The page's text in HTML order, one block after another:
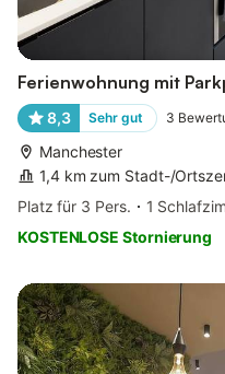
Ferienwohnung mit
8,3 Sehr gut 3
Manchester
1,4 km zum Stadt-/
Platz für 3 Pers.
1
KOSTENLOSE Stornierung